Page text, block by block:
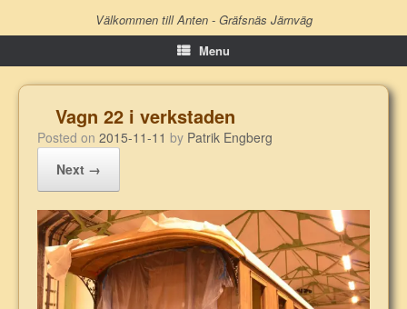
Välkommen till Anten - Gräfsnäs Järnväg
Menu
Vagn 22 i verkstaden
Posted on 2015-11-11 by Patrik Engberg
Next →